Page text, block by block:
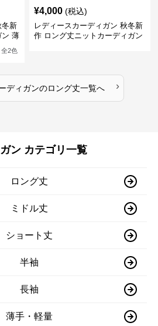
冬新
ン 薄
全2色
¥4,000 (税込)
レディースカーディガン 秋冬新
作 ロング丈ニットカーディガン
ディガンのロング丈一覧へ ›
ン カテゴリ一覧
ロング丈
ミドル丈
ショート丈
半袖
長袖
薄手・軽量